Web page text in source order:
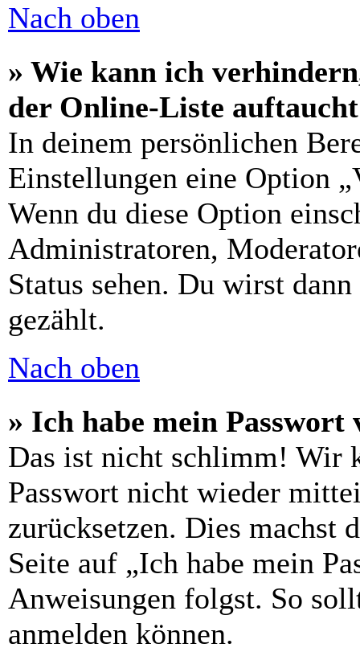
Nach oben
» Wie kann ich
der Online-Liste
In deinem persönlichen
Einstellungen eine Option
Wenn du diese Option
Administratoren,
Status sehen. Du wirst
gezählt.
Nach oben
» Ich habe mein Passwort
Das ist nicht schlimm! Wir
Passwort nicht wieder
zurücksetzen. Dies machst
Seite auf „Ich habe mein
Anweisungen folgst. So
anmelden können.